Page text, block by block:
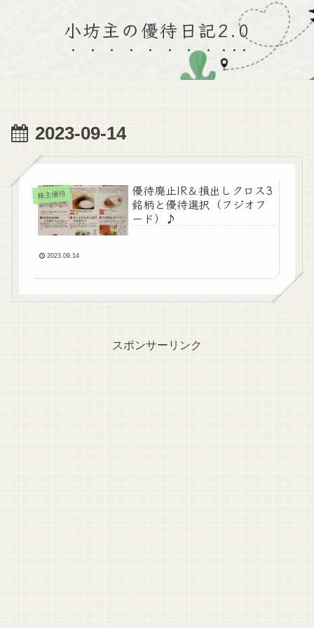
小坊主の優待日記2.0
2023-09-14
株主優待
優待廃止IR＆損出しクロス3
銘柄と優待選択（フジオフ
ード）♪
2023.09.14
スポンサーリンク